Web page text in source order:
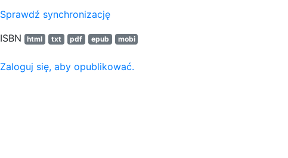
Sprawdź synchronizację
ISBN
html txt pdf epub mobi
Zaloguj się, aby opublikować.